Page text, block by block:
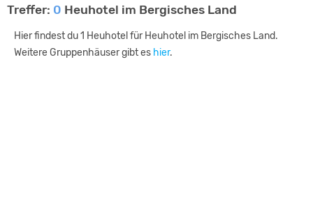
Treffer: 0 Heuhotel im Bergisches Land
Hier findest du 1 Heuhotel für Heuhotel im Bergisches Land.
Weitere Gruppenhäuser gibt es hier.